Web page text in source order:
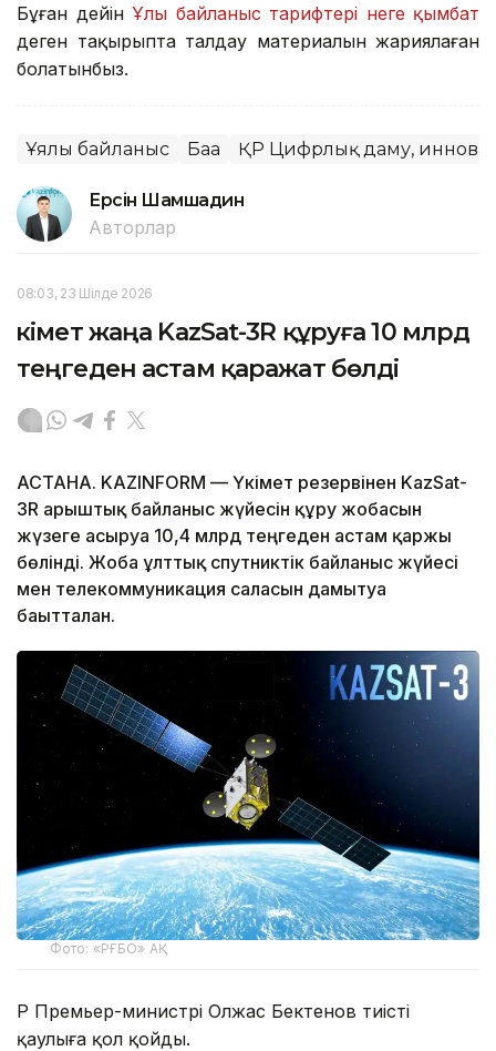
Бұған дейін Ұлы байланыс тарифтері неге қымбат
деген тақырыпта талдау материалын жариялаған
болатынбыз.
Ұялы байланыс Баға ҚР Цифрлық даму,
Ерсiн Шамшадин
Авторлар
08:03, 23 Шілде 2026
Үкімет жаңа KazSat-3R құруға 10 млрд
теңгеден астам қаражат бөлді
АСТАНА. KAZINFORM — Үкімет резервінен KazSat-
3R ғарыштық байланыс жүйесін құру жобасын
жүзеге асыруға 10,4 млрд теңгеден астам қаржы
бөлінді. Жоба ұлттық спутниктік байланыс жүйесі
мен телекоммуникация саласын дамытуға
бағытталған.
Фото: «РҒБО» АҚ
ҚР Премьер-министрі Олжас Бектенов тиісті
қаулыға қол қойды.